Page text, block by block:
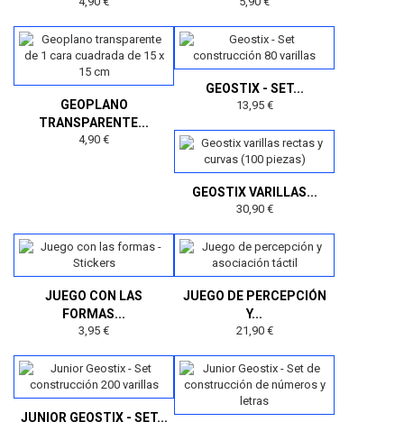
GEOPLANO
TRANSPARENTE...
4,90 €
GEOSTIX - SET...
13,95 €
GEOSTIX VARILLAS...
30,90 €
JUEGO CON LAS
FORMAS...
3,95 €
JUEGO DE PERCEPCIÓN
Y...
21,90 €
JUNIOR GEOSTIX - SET...